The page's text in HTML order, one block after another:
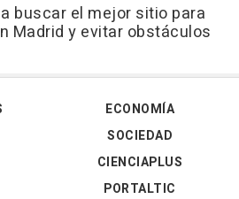
buscar el mejor sitio para
Madrid y evitar obstáculos
ECONOMÍA
SOCIEDAD
CIENCIAPLUS
PORTALTIC